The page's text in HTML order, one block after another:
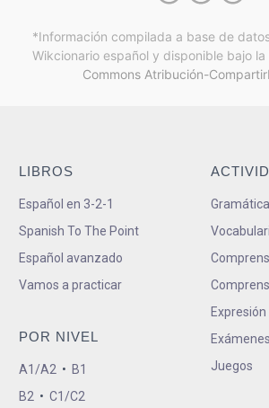
*Información compilada a base de
Wikcionario español y disponible bajo la
Commons Atribución-
LIBROS
Español en 3-2-1
Spanish To The Point
Español avanzado
Vamos a practicar
POR NIVEL
A1/A2 • B1
B2 • C1/C2
Gramática
Exámenes
Juegos